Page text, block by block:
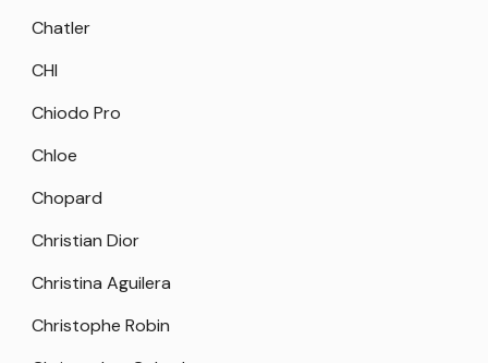
Chatler
CHI
Chiodo Pro
Chloe
Chopard
Christian Dior
Christina Aguilera
Christophe Robin